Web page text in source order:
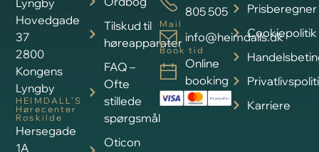
Hovedgade
37
2800
Kongens
Lyngby
HEIMDALL’S
Hørecenter
Roskilde
Hersegade
1A
Prisberegner
Cookiepolitik
Karriere
Tilskud til
høreapparater
FAQ –
Ofte
stillede
spørgsmål
Oticon
805 505
Mail
info@heimdalls.dk
Book tid
Online
booking